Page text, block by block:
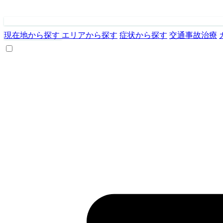
現在地から探す エリアから探す 症状から探す 交通事故治療